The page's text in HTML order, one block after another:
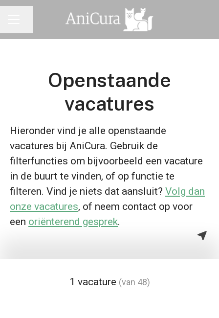
Openstaande
vacatures
Hieronder vind je alle openstaande
vacatures bij AniCura. Gebruik de
filterfuncties om bijvoorbeeld een vacature
in de buurt te vinden, of op functie te
filteren. Vind je niets dat aansluit? Volg dan
onze vacatures, of neem contact op voor
een oriënterend gesprek.
1 vacature (van 48)